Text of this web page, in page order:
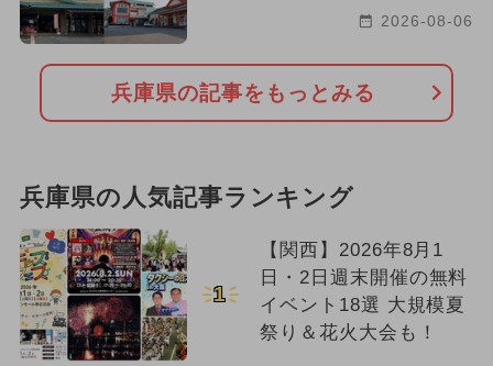
2026-08-06
兵庫県の記事をもっとみる
兵庫県の人気記事ランキング
1
【関西】2026年8月1
日・2日週末開催の無料
イベント18選 大規模夏
祭り＆花火大会も！